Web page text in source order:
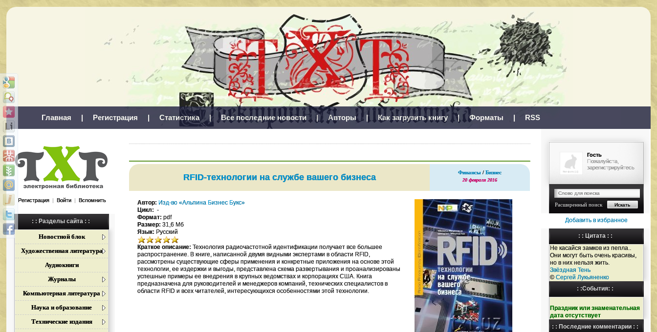
Главная | Регистрация | Статистика | Все последние новости | Авторы | Как загрузить книгу | Форматы | RSS
Регистрация | Войти | Вспомнить
: : Разделы сайта : :
Новостной блок
Художественная литература
Аудиокниги
Журналы
Компьютерная литература
Наука и образование
Технические издания
Гость
Пожалуйста,
зарегистрируйтесь
Расширенный поиск
Добавить в избранное
: : Цитата : :
Не касайся замков из пепла..
Они могут быть очень красивы,
но в них нельзя жить.
Звёздная Тень
© Сергей Лукьяненко
: :События: :
Праздник или знаменательная
дата отсутствует
: : Последние комментарии : :
RFID-технологии на службе вашего бизнеса Финансы /Бизнес
20 февраля 2016
Автор: Изд-во «Альпина Бизнес Букс»
Цикл: -
Формат: pdf
Размер: 31,6 Мб
Язык: Русский
Краткое описание: Технология радиочастотной идентификации получает все большее
распространение. В книге, написанной двумя видными экспертами в области RFID,
рассмотрены существующие сферы применения и конкретные приложения на основе этой
технологии, ее издержки и выгоды, представлена схема развертывания и проанализированы
успешные примеры ее внедрения в крупных ведомствах и корпорациях США. Книга
предназначена для руководителей и менеджеров компаний, технических специалистов в
области RFID и всех читателей, интересующихся особенностями этой технологии.